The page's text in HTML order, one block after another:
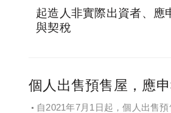
起造人非實際出資者、應
與契稅
個人出售預售屋，應
自2021年7月1日起，個人出售